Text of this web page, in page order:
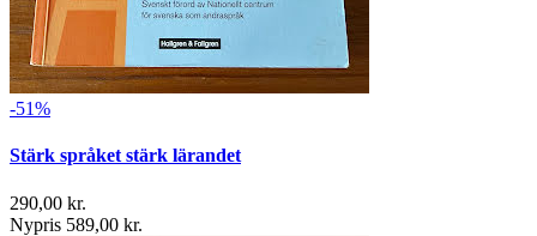
-51%
Stärk språket stärk lärandet
290,00 kr.
Nypris 589,00 kr.